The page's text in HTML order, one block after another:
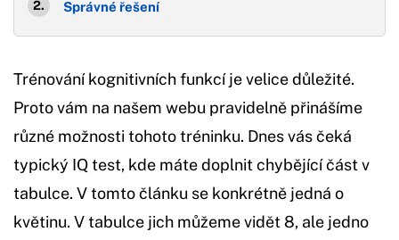
Správné řešení
Trénování kognitivních funkcí je velice důležité.
Proto vám na našem webu pravidelně přinášíme
různé možnosti tohoto tréninku. Dnes vás čeká
typický IQ test, kde máte doplnit chybějící část v
tabulce. V tomto článku se konkrétně jedná o
květinu. V tabulce jich můžeme vidět 8, ale jedno